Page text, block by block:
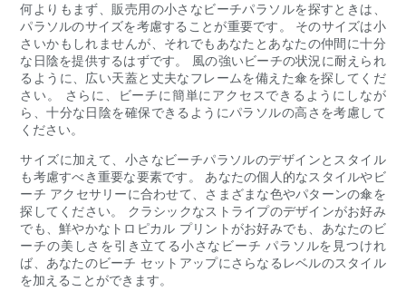
何よりもまず、販売用の小さなビーチパラソルを探すときは、
パラソルのサイズを考慮することが重要です。 そのサイズは小
さいかもしれませんが、それでもあなたとあなたの仲間に十分
な日陰を提供するはずです。 風の強いビーチの状況に耐えられ
るように、広い天蓋と丈夫なフレームを備えた傘を探してくだ
さい。 さらに、ビーチに簡単にアクセスできるようにしなが
ら、十分な日陰を確保できるようにパラソルの高さを考慮して
ください。
サイズに加えて、小さなビーチパラソルのデザインとスタイル
も考慮すべき重要な要素です。 あなたの個人的なスタイルやビ
ーチ アクセサリーに合わせて、さまざまな色やパターンの傘を
探してください。 クラシックなストライプのデザインがお好み
でも、鮮やかなトロピカル プリントがお好みでも、あなたのビ
ーチの美しさを引き立てる小さなビーチ パラソルを見つけれ
ば、あなたのビーチ セットアップにさらなるレベルのスタイル
を加えることができます。